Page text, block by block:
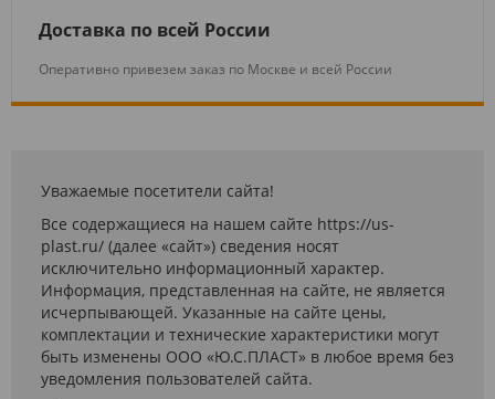
Доставка по всей России
Оперативно привезем заказ по Москве и всей России
Уважаемые посетители сайта!
Все содержащиеся на нашем сайте https://us-
plast.ru/ (далее «сайт») сведения носят
исключительно информационный характер.
Информация, представленная на сайте, не является
исчерпывающей. Указанные на сайте цены,
комплектации и технические характеристики могут
быть изменены ООО «Ю.С.ПЛАСТ» в любое время без
уведомления пользователей сайта.